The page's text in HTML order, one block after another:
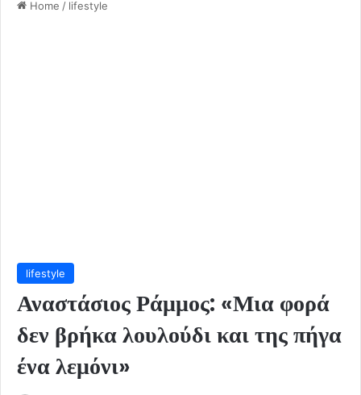
Home / lifestyle
lifestyle
Αναστάσιος Ράμμος: «Μια φορά
δεν βρήκα λουλούδι και της πήγα
ένα λεμόνι»